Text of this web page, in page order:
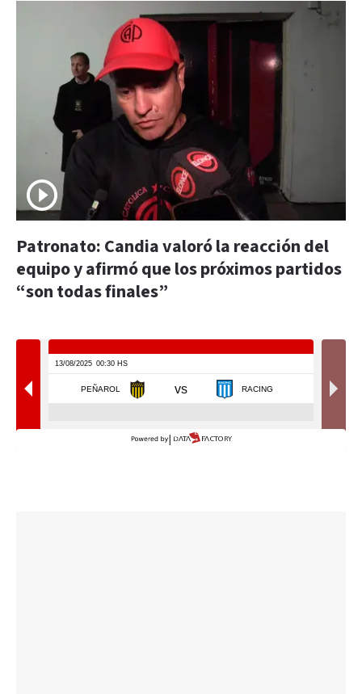
Patronato: Candia valoró la reacción del
equipo y afirmó que los próximos partidos
“son todas finales”